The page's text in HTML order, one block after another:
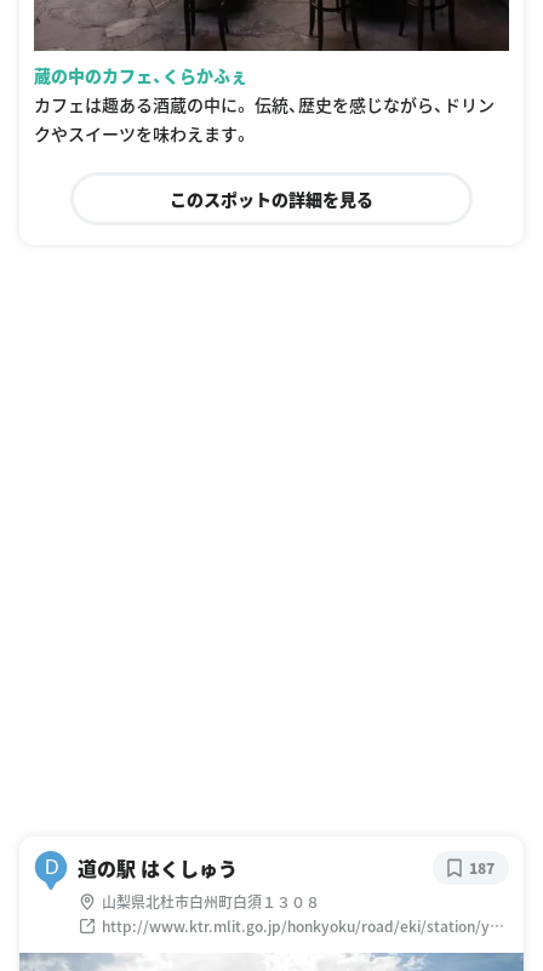
蔵の中のカフェ、くらかふぇ
カフェは趣ある酒蔵の中に。 伝統、歴史を感じながら、ドリン
クやスイーツを味わえます。
このスポットの詳細を見る
D 道の駅 はくしゅう
山梨県北杜市白州町白須１３０８
http://www.ktr.mlit.go.jp/honkyoku/road/eki/station/ya
ma_hakusyu/
187